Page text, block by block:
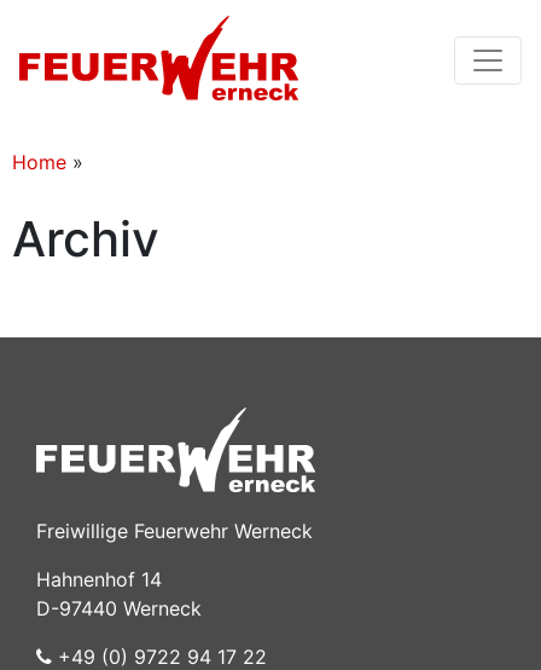
Home »
Archiv
Freiwillige Feuerwehr Werneck
Hahnenhof 14
D-97440 Werneck
+49 (0) 9722 94 17 22